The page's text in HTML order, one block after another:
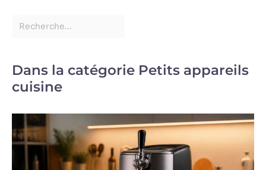
Dans la catégorie Petits appareils
cuisine